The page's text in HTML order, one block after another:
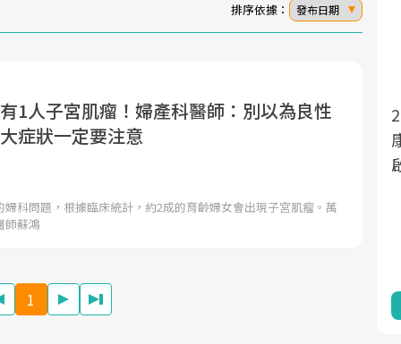
排序依據： 發布日期
1人子宮肌瘤！婦產科醫師：別以為良性
症狀一定要注意
婦科問題，根據臨床統計，約2成的育齡婦女會出現子宮肌瘤。萬
師蘇鴻
1
面對超高齡社會的浪潮，台灣正在快速邁
向「健康照護」的新時代。隨著國家政策
心議題。然而，健檢不只是醫療院所的服
2025年，就到良醫生活祭體驗「一站式
康新生活」，從講座、體驗到運動，全